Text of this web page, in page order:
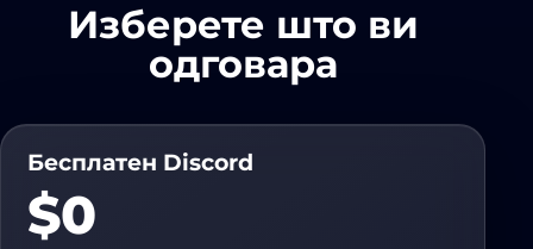
Изберете што ви
одговара
Бесплатен Discord
$0